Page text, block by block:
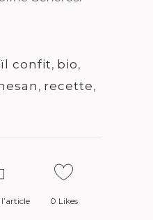
confit, bio,
, recette,
0 Likes